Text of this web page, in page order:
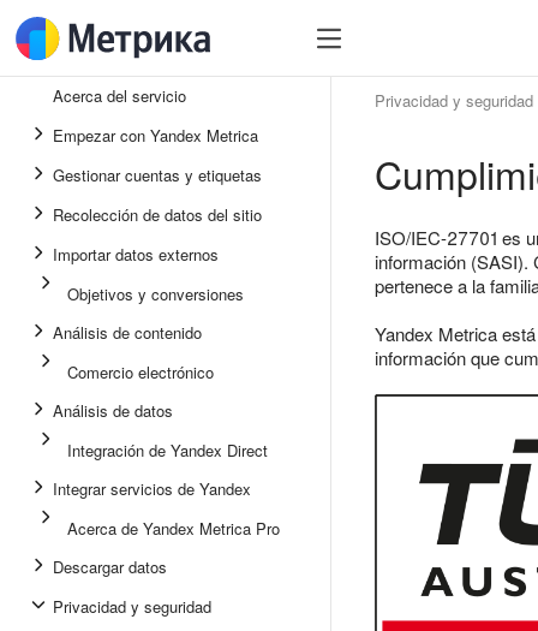
Acerca del servicio
Empezar con Yandex Metrica
Gestionar cuentas y etiquetas
Recolección de datos del sitio
Importar datos externos
Objetivos y conversiones
Análisis de contenido
Comercio electrónico
Análisis de datos
Integración de Yandex Direct
Integrar servicios de Yandex
Acerca de Yandex Metrica Pro
Descargar datos
Privacidad y seguridad
Privacidad y seguridad
ISO/IEC-27701 es
información (SASI).
pertenece a la
Yandex Metrica
información que